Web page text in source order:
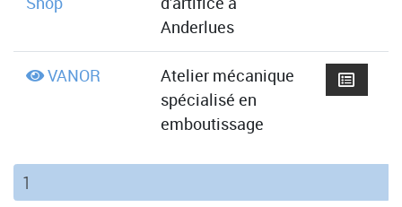
Anderlues
VANOR
Atelier mécanique
spécialisé en
emboutissage
1